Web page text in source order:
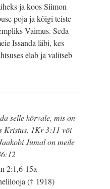
ja koos Siimon
poja ja kõigi teiste
Vaimus. Seda
Issanda läbi, kes
elab ja valitseb
selle kõrvale, mis on
Kristus. 1Kr 3:11 või
Jumal on meile
2:1,6-15a
(† 1918)